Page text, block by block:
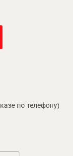
по телефону)